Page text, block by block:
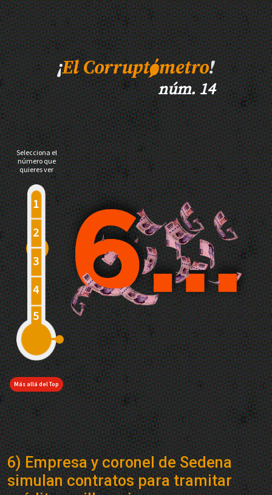
núm. 14
Selecciona el
número que
quieres ver
Más allá del Top
6) Empresa y coronel de Sedena
simulan contratos para tramitar